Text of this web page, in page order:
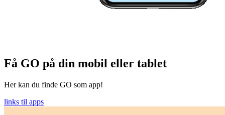
Få GO på din mobil eller tablet
Her kan du finde GO som app!
links til apps